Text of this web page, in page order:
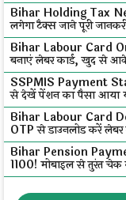
Bihar Holding Tax
लगेगा टैक्स जाने पूरी
Bihar Labour Card
बनाएं लेबर कार्ड, खुद से
SSPMIS Payment
से देखें पेंशन का पैसा आया
Bihar Labour Card
OTP से डाउनलोड करें लेबर
Bihar Pension
₹1100! मोबाइल से तुरंत